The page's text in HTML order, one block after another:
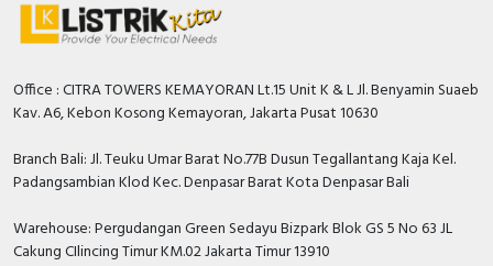
Office : CITRA TOWERS KEMAYORAN Lt.15 Unit K & L Jl. Benyamin Suaeb
Kav. A6, Kebon Kosong Kemayoran, Jakarta Pusat 10630
Branch Bali: Jl. Teuku Umar Barat No.77B Dusun Tegallantang Kaja Kel.
Padangsambian Klod Kec. Denpasar Barat Kota Denpasar Bali
Warehouse: Pergudangan Green Sedayu Bizpark Blok GS 5 No 63 JL
Cakung CIlincing Timur KM.02 Jakarta Timur 13910